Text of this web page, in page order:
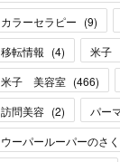
カラーセラピー (9)
移転情報 (4) 米子
米子 美容室 (466)
訪問美容 (2) パー
ウーパールーパーのさ